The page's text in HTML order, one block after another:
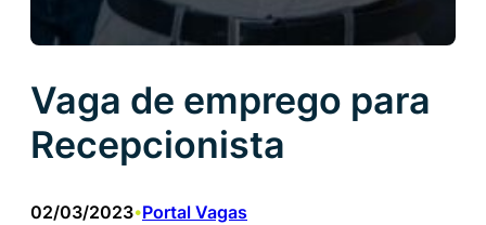
Vaga de emprego para
Recepcionista
02/03/2023•Portal Vagas